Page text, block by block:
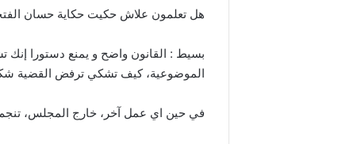
هل تعلمون علاش حكيت حكاية حسان
بسيط : القانون واضح و يمنع دستورا إنك
الموضوعية، كيف تشكي ترفض القضية
في حين اي عمل آخر، خارج المجلس،